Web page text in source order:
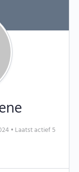
• Laatst actief 5